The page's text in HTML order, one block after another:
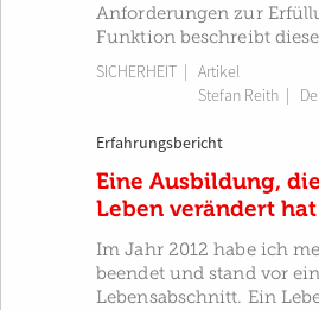
Anforderungen zur
Funktion beschreibt
SICHERHEIT | Artikel
Stefan Reith
Erfahrungsbericht
Eine Ausbildung,
Leben verändert hat
Im Jahr 2012 habe ich
beendet und stand vor
Lebensabschnitt. Ein